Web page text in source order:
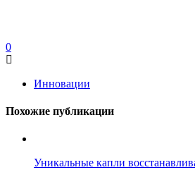
0
Инновации
Похожие публикации
Уникальные капли